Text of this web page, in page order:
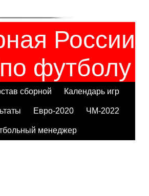
России
по футболу
сборной Календарь игр
Евро-2020 ЧМ-2022
менеджер